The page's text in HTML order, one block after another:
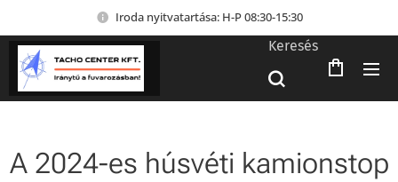
Iroda nyitvatartása: H-P 08:30-15:30
Keresés
A 2024-es húsvéti kamionstop